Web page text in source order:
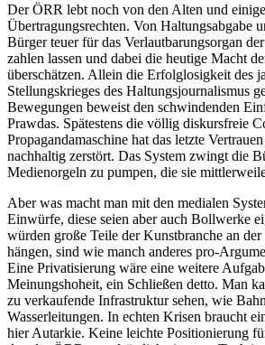
Der ÖRR lebt noch von den Alten und
Übertragungsrechten. Von Haltungsabgabe
Bürger teuer für das Verlautbarungsorgan
zahlen lassen und dabei die heutige Macht
überschätzen. Allein die Erfolglosigkeit des
Stellungskrieges des Haltungsjournalismus
Bewegungen beweist den schwindenden
Prawdas. Spätestens die völlig diskursfreie
Propagandamaschine hat das letzte
nachhaltig zerstört. Das System zwingt die
Medienorgeln zu pumpen, die sie
Aber was macht man mit den medialen
Einwürfe, diese seien aber auch Bollwerke
würden große Teile der Kunstbranche an
hängen, sind wie manch anderes pro-
Eine Privatisierung wäre eine weitere
Meinungshoheit, ein Schließen detto. Man
zu verkaufende Infrastruktur sehen, wie
Wasserleitungen. In echten Krisen braucht
hier Autarkie. Keine leichte Positionierung